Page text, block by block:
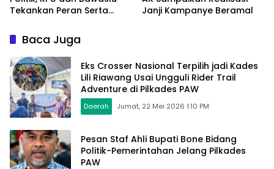
Tekankan Peran Serta
Demokrasi
Janji Kampanye Beramal
Baca Juga
Eks Crosser Nasional Terpilih jadi Kades
Lili Riawang Usai Ungguli Rider Trail
Adventure di Pilkades PAW
Daerah Jumat, 22 Mei 2026 1:10 PM
Pesan Staf Ahli Bupati Bone Bidang
Politik-Pemerintahan Jelang Pilkades
PAW